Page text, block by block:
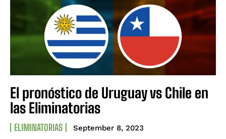
El pronóstico de Uruguay vs Chile en
las Eliminatorias
ELIMINATORIAS September 8, 2023